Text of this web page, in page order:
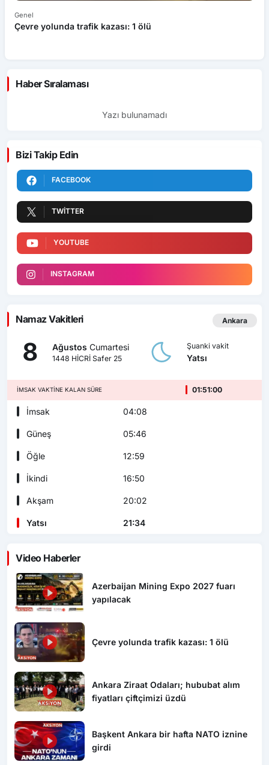
Genel
Çevre yolunda trafik kazası: 1 ölü
Haber Sıralaması
Yazı bulunamadı
Bizi Takip Edin
FACEBOOK
TWITTER
YOUTUBE
INSTAGRAM
Namaz Vakitleri Ankara
8 Ağustos Cumartesi
1448 HİCRİ Safer 25
Şuanki vakit
Yatsı
İMSAK VAKTINE KALAN SÜRE 01:50:58
İmsak 04:08
Güneş 05:46
Öğle 12:59
İkindi 16:50
Akşam 20:02
Yatsı 21:34
Video Haberler
Azerbaijan Mining Expo 2027 fuarı
yapılacak
Çevre yolunda trafik kazası: 1 ölü
Ankara Ziraat Odaları; hububat alım
fiyatları çiftçimizi üzdü
Başkent Ankara bir hafta NATO iznine
girdi